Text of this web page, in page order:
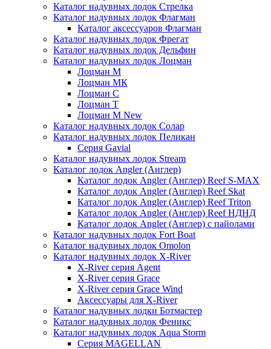
Каталог надувных лодок Стрелка
Каталог надувных лодок Флагман
Каталог аксессуаров Флагман
Каталог надувных лодок Фрегат
Каталог надувных лодок Дельфин
Каталог надувных лодок Лоцман
Лоцман М
Лоцман МК
Лоцман С
Лоцман Т
Лоцман М New
Каталог надувных лодок Солар
Каталог надувных лодок Пеликан
Серия Gavial
Каталог надувных лодок Stream
Каталог лодок Angler (Англер)
Каталог лодок Angler (Англер) Reef S-MAX
Каталог лодок Angler (Англер) Reef Skat
Каталог лодок Angler (Англер) Reef Triton
Каталог лодок Angler (Англер) Reef НДНД
Каталог лодок Angler (Англер) с пайолами
Каталог надувных лодок Fort Boat
Каталог надувных лодок Omolon
Каталог надувных лодок X-River
X-River серия Agent
X-River серия Grace
X-River серия Grace Wind
Аксессуары для X-River
Каталог надувных лодки Ботмастер
Каталог надувных лодок Феникc
Каталог надувных лодок Aqua Storm
Серия MAGELLAN